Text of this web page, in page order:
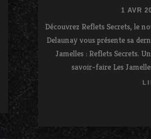
1 AVR
Découvrez Reflets Secrets, le
Delaunay vous présente sa
Jamelles : Reflets Secrets.
savoir-faire Les